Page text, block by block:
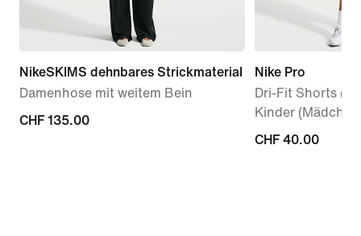
NikeSKIMS dehnbares Strickmaterial
Damenhose mit weitem Bein
CHF 135.00
CHF 135.00
Nike Pro
Dri-Fit Shorts
Kinder
CHF 40.00
CHF 40.00